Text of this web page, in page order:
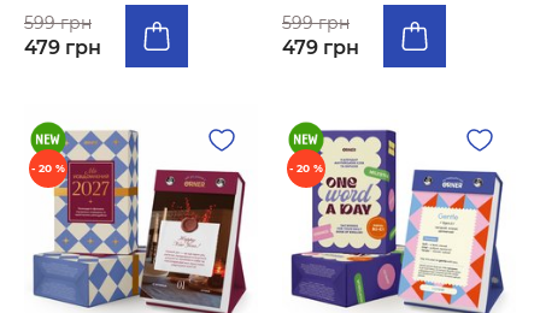
599 грн
479 грн
599 грн
479 грн
- 20 % - 20 %